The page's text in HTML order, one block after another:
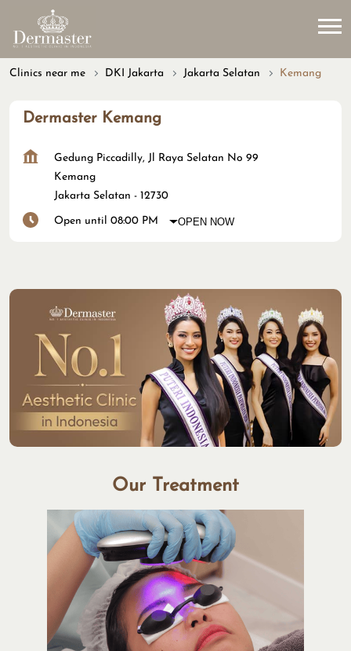
Clinics near me DKI Jakarta Jakarta Selatan Kemang
Dermaster Kemang
Gedung Piccadilly, Jl Raya Selatan No 99
Kemang
Jakarta Selatan - 12730
Open until 08:00 PM OPEN NOW
Our Treatment